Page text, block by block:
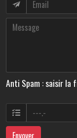
Anti Spam : saisir la
Envoyer